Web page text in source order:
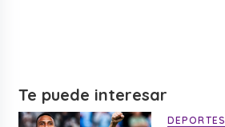
Te puede interesar
DEPORTES